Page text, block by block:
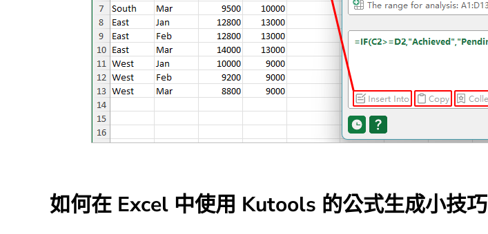
如何在 Excel 中使用 Kutools 的公式生成小技巧